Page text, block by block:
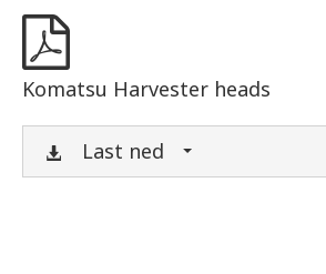
Komatsu Harvester heads
Last ned